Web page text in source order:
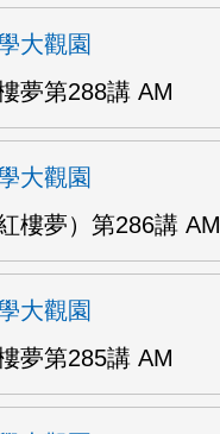
大觀園
夢第288講 AM
大觀園
紅樓夢）第286講 AM
大觀園
夢第285講 AM